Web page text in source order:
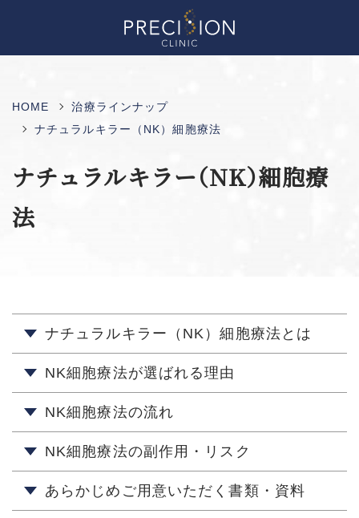
HOME
治療ラインナップ
ナチュラルキラー（NK）細胞療法
ナチュラルキラー（NK）細胞療
法
ナチュラルキラー（NK）細胞療法とは
NK細胞療法が選ばれる理由
NK細胞療法の流れ
NK細胞療法の副作用・リスク
あらかじめご用意いただく書類・資料